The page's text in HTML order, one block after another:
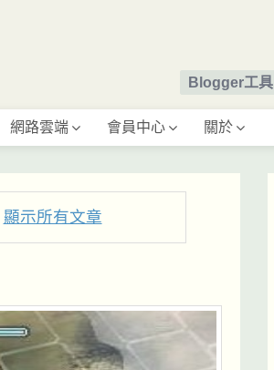
Blogger工具
網路雲端 會員中心 關於
顯示所有文章